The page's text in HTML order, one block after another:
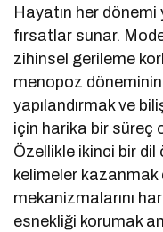
Hayatın her
fırsatlar sunar.
zihinsel gerileme
menopoz
yapılandırmak ve
için harika bir süreç
Özellikle ikinci bir
kelimeler kazanmak
mekanizmalarını
esnekliği korumak